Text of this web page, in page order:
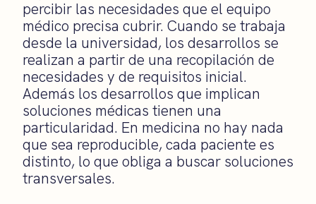
percibir las necesidades que el equipo
médico precisa cubrir. Cuando se trabaja
desde la universidad, los desarrollos se
realizan a partir de una recopilación de
necesidades y de requisitos inicial.
Además los desarrollos que implican
soluciones médicas tienen una
particularidad. En medicina no hay nada
que sea reproducible, cada paciente es
distinto, lo que obliga a buscar soluciones
transversales.